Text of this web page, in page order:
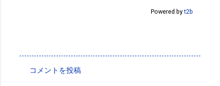
Powered byt2b
コメントを投稿